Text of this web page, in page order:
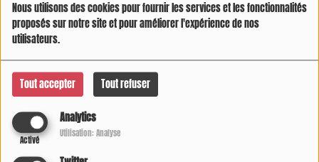
Nous utilisons des cookies pour fournir les services et les fonctionnalités
proposés sur notre site et pour améliorer l'expérience de nos
utilisateurs.
Tout accepter Tout refuser
Analytics
Activé
Utilisation: Analyse
L'INVITÉ DU JOUR SUR COOL DIRECT